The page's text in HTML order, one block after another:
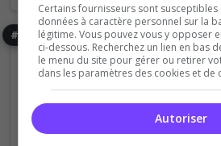
#8
Certains fournisseurs sont
données à caractère personnel sur la
légitime. Vous pouvez vous y opposer
ci-dessous. Recherchez un lien en bas
le menu du site pour gérer ou retirer
dans les paramètres des cookies et de
Autoriser